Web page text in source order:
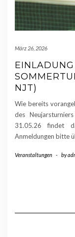
März 26, 2026
NJT)
Wie bereits
des
31.05.26 findet
Anmeldungen bitte
Veranstaltungen - by